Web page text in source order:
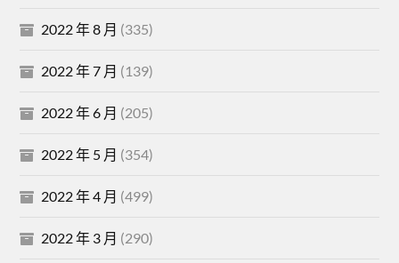
2022 年 8 月 (335)
2022 年 7 月 (139)
2022 年 6 月 (205)
2022 年 5 月 (354)
2022 年 4 月 (499)
2022 年 3 月 (290)